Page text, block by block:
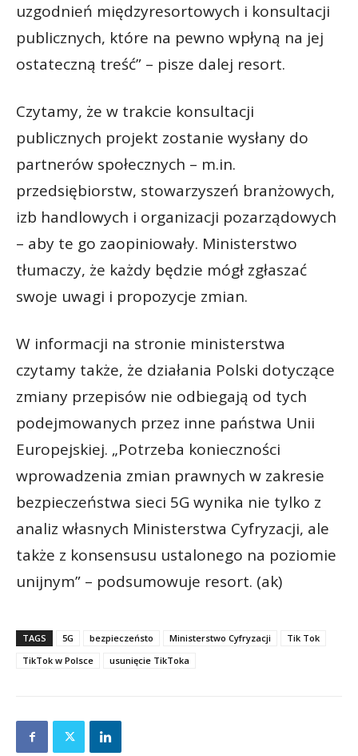
uzgodnień międzyresortowych i konsultacji
publicznych, które na pewno wpłyną na jej
ostateczną treść” – pisze dalej resort.
Czytamy, że w trakcie konsultacji
publicznych projekt zostanie wysłany do
partnerów społecznych – m.in.
przedsiębiorstw, stowarzyszeń branżowych,
izb handlowych i organizacji pozarządowych
– aby te go zaopiniowały. Ministerstwo
tłumaczy, że każdy będzie mógł zgłaszać
swoje uwagi i propozycje zmian.
W informacji na stronie ministerstwa
czytamy także, że działania Polski dotyczące
zmiany przepisów nie odbiegają od tych
podejmowanych przez inne państwa Unii
Europejskiej. „Potrzeba konieczności
wprowadzenia zmian prawnych w zakresie
bezpieczeństwa sieci 5G wynika nie tylko z
analiz własnych Ministerstwa Cyfryzacji, ale
także z konsensusu ustalonego na poziomie
unijnym” – podsumowuje resort. (ak)
TAGS 5G bezpieczeństo Ministerstwo Cyfryzacji
Tik Tok
TikTok w Polsce
usunięcie TikToka